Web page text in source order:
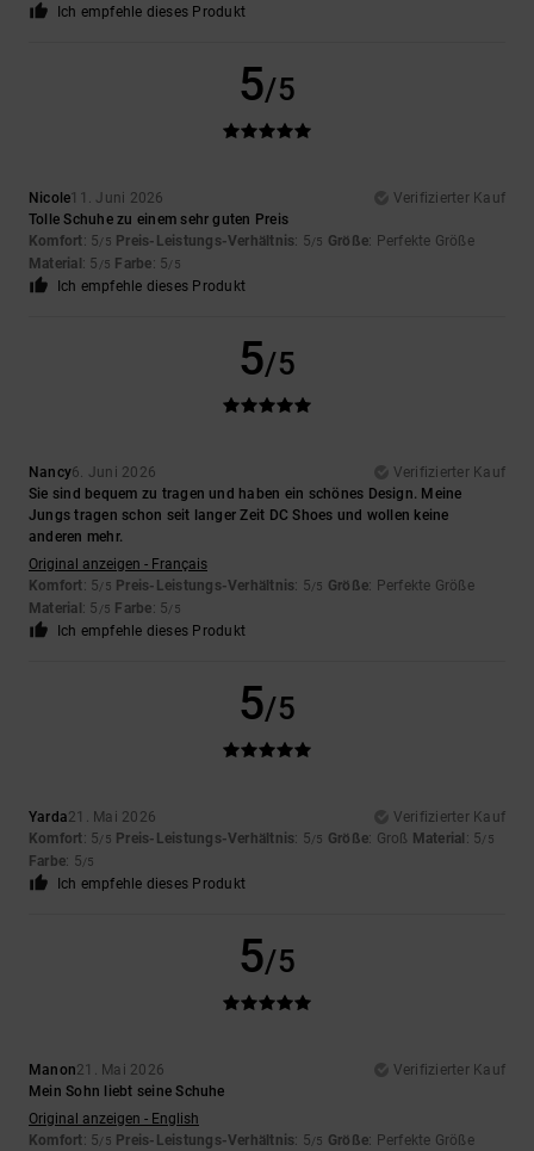
Ich empfehle dieses Produkt
5/5
Nicole11. Juni 2026
Verifizierter Kauf
Tolle Schuhe zu einem sehr guten Preis
Komfort: 5/5 Preis-Leistungs-Verhältnis: 5/5 Größe: Perfekte Größe
Material : 5 /5 Farbe: 5/5
Ich empfehle dieses Produkt
5/5
Nancy6. Juni 2026
Verifizierter Kauf
Sie sind bequem zu tragen und haben ein schönes Design. Meine
Jungs tragen schon seit langer Zeit DC Shoes und wollen keine
anderen mehr.
Original anzeigen - Français
Komfort: 5/5 Preis-Leistungs-Verhältnis: 5/5 Größe: Perfekte Größe
Material : 5 /5 Farbe: 5/5
Ich empfehle dieses Produkt
5/5
Yarda21. Mai 2026
Verifizierter Kauf
Komfort: 5/5 Preis-Leistungs-Verhältnis: 5/5 Größe: Groß Material : 5/5
Farbe: 5/5
Ich empfehle dieses Produkt
5/5
Manon21. Mai 2026
Verifizierter Kauf
Mein Sohn liebt seine Schuhe
Original anzeigen - English
Komfort: 5/5 Preis-Leistungs-Verhältnis: 5/5 Größe: Perfekte Größe